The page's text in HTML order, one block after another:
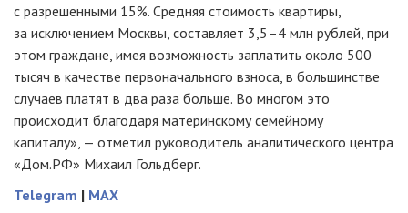
с разрешенными 15%. Средняя стоимость квартиры,
за исключением Москвы, составляет 3,5–4 млн рублей, при
этом граждане, имея возможность заплатить около 500
тысяч в качестве первоначального взноса, в большинстве
случаев платят в два раза больше. Во многом это
происходит благодаря материнскому семейному
капиталу», — отметил руководитель аналитического центра
«Дом.РФ» Михаил Гольдберг.
Telegram | MAX